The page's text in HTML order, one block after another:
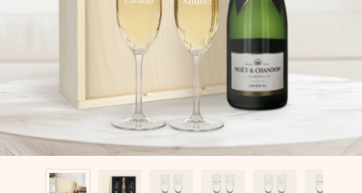
Crea algo único en pocos pasos – con su nombre, tu foto o
un mensaje que llegue al corazón. Sin complicaciones, solo
todo el amor para el momento.